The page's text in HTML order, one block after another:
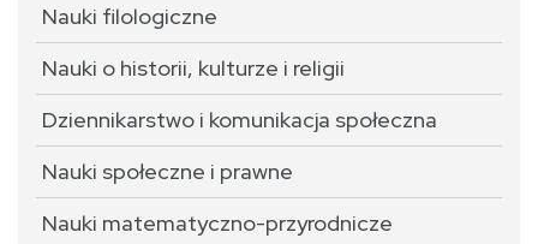
Nauki filologiczne
Nauki o historii, kulturze i religii
Dziennikarstwo i komunikacja społeczna
Nauki społeczne i prawne
Nauki matematyczno-przyrodnicze